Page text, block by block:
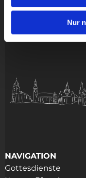
Nur
NAVIGATION
Gottesdienste